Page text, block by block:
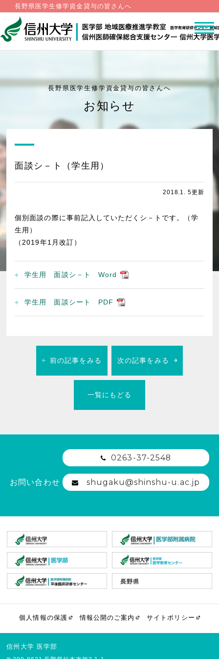
長野県医学生修学資金貸与の皆さんへ
長野県医学生修学資金貸与の皆さんへ
お知らせ
面談シ－ト（学生用）
2018.1. 5更新
個別面談の際に事前記入していただくシ－トです。（学
生用）
（2019年1月改訂）
学生用 面談シ－ト Word
学生用 面談シート PDF
前の記事をみる
一覧にもどる
次の記事をみる
お問い合わせ
0263-37-2548
shugaku@shinshu-u.ac.jp
個人情報の保護 情報公開のご案内 サイトポリシー
信州大学 医学部